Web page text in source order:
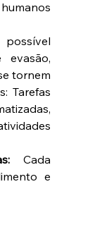
tornem
Tarefas
Cada
e